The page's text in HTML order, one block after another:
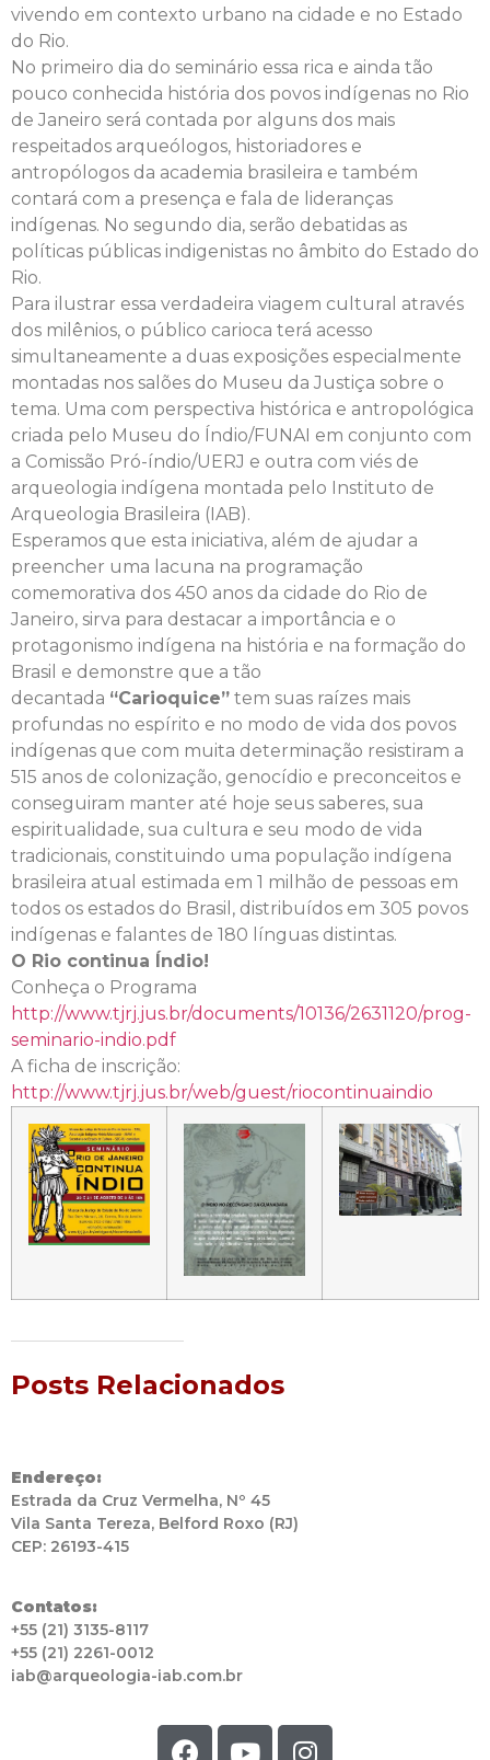
vivendo em contexto urbano na cidade e no Estado
do Rio.
No primeiro dia do seminário essa rica e ainda tão
pouco conhecida história dos povos indígenas no Rio
de Janeiro será contada por alguns dos mais
respeitados arqueólogos, historiadores e
antropólogos da academia brasileira e também
contará com a presença e fala de lideranças
indígenas. No segundo dia, serão debatidas as
políticas públicas indigenistas no âmbito do Estado do
Rio.
Para ilustrar essa verdadeira viagem cultural através
dos milênios, o público carioca terá acesso
simultaneamente a duas exposições especialmente
montadas nos salões do Museu da Justiça sobre o
tema. Uma com perspectiva histórica e antropológica
criada pelo Museu do Índio/FUNAI em conjunto com
a Comissão Pró-índio/UERJ e outra com viés de
arqueologia indígena montada pelo Instituto de
Arqueologia Brasileira (IAB).
Esperamos que esta iniciativa, além de ajudar a
preencher uma lacuna na programação
comemorativa dos 450 anos da cidade do Rio de
Janeiro, sirva para destacar a importância e o
protagonismo indígena na história e na formação do
Brasil e demonstre que a tão
decantada “Carioquice” tem suas raízes mais
profundas no espírito e no modo de vida dos povos
indígenas que com muita determinação resistiram a
515 anos de colonização, genocídio e preconceitos e
conseguiram manter até hoje seus saberes, sua
espiritualidade, sua cultura e seu modo de vida
tradicionais, constituindo uma população indígena
brasileira atual estimada em 1 milhão de pessoas em
todos os estados do Brasil, distribuídos em 305 povos
indígenas e falantes de 180 línguas distintas.
O Rio continua Índio!
Conheça o Programa
http://www.tjrj.jus.br/documents/10136/2631120/prog-
seminario-indio.pdf
A ficha de inscrição:
http://www.tjrj.jus.br/web/guest/riocontinuaindio
Posts Relacionados
Endereço:
Estrada da Cruz Vermelha, Nº 45
Vila Santa Tereza, Belford Roxo (RJ)
CEP: 26193-415
Contatos:
+55 (21) 3135-8117
+55 (21) 2261-0012
iab@arqueologia-iab.com.br